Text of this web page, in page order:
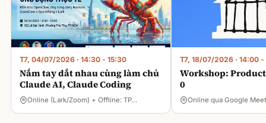
T7, 04/07/2026 · 14:30 - 15:30
Nắm tay dắt nhau cùng làm chủ
Claude AI, Claude Coding
Online (Lark/Zoom) + Offline: TP…
T7, 18/07/2026 · 14:00 -
Workshop:
0
Online qua Google Meet